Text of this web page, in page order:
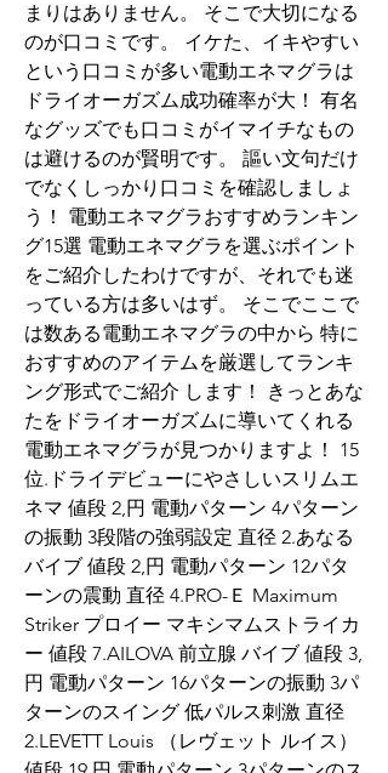
まりはありません。 そこで大切になる
のが口コミです。 イケた、イキやすい
という口コミが多い電動エネマグラは
ドライオーガズム成功確率が大！ 有名
なグッズでも口コミがイマイチなもの
は避けるのが賢明です。 謳い文句だけ
でなくしっかり口コミを確認しましょ
う！ 電動エネマグラおすすめランキン
グ15選 電動エネマグラを選ぶポイント
をご紹介したわけですが、それでも迷
っている方は多いはず。 そこでここで
は数ある電動エネマグラの中から 特に
おすすめのアイテムを厳選してランキ
ング形式でご紹介 します！ きっとあな
たをドライオーガズムに導いてくれる
電動エネマグラが見つかりますよ！ 15
位.ドライデビューにやさしいスリムエ
ネマ 値段 2,円 電動パターン 4パターン
の振動 3段階の強弱設定 直径 2.あなる
バイブ 値段 2,円 電動パターン 12パタ
ーンの震動 直径 4.PRO-Ｅ Maximum
Striker プロイー マキシマムストライカ
ー 値段 7.AILOVA 前立腺 バイブ 値段 3,
円 電動パターン 16パターンの振動 3パ
ターンのスイング 低パルス刺激 直径
2.LEVETT Louis （レヴェット ルイス）